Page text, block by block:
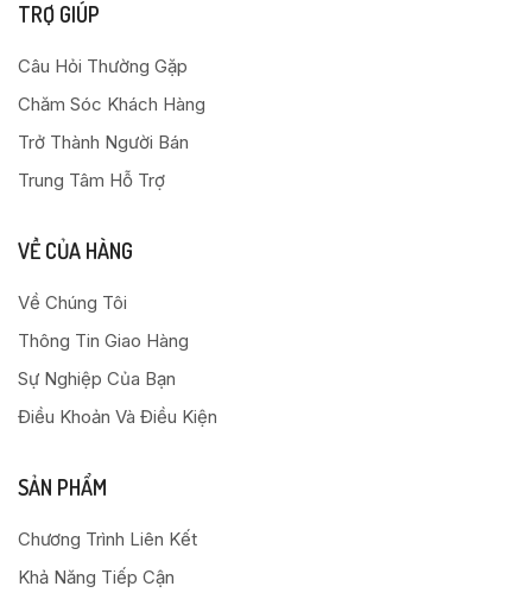
TRỢ GIÚP
Câu Hỏi Thường Gặp
Chăm Sóc Khách Hàng
Trở Thành Người Bán
Trung Tâm Hỗ Trợ
VỀ CỦA HÀNG
Về Chúng Tôi
Thông Tin Giao Hàng
Sự Nghiệp Của Bạn
Điều Khoản Và Điều Kiện
SẢN PHẨM
Chương Trình Liên Kết
Khả Năng Tiếp Cận